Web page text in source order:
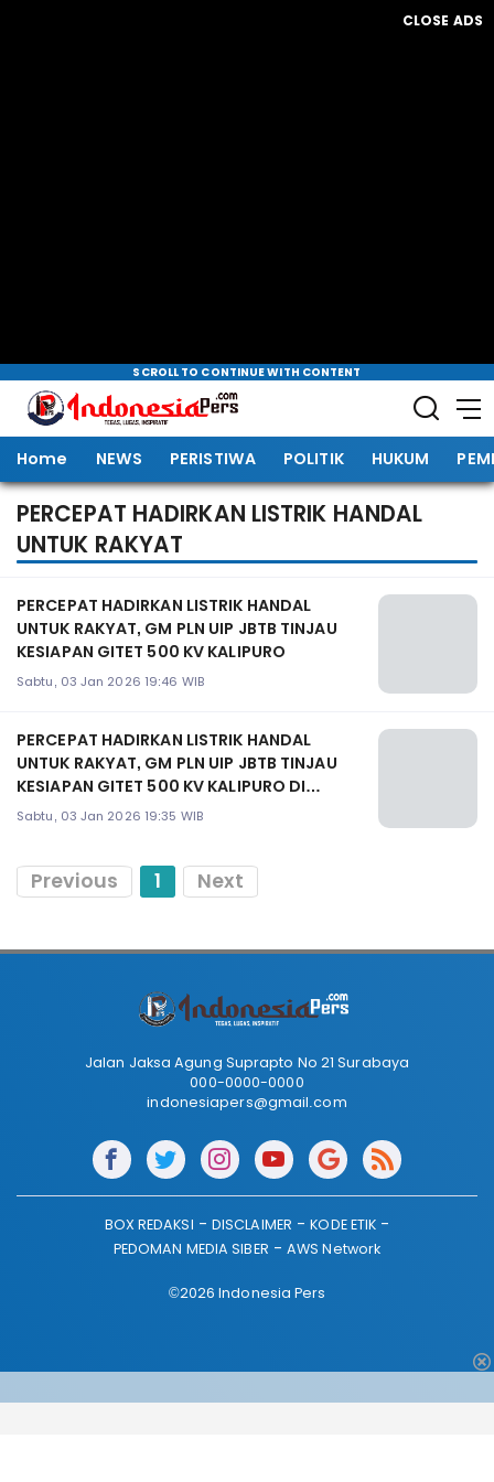
CLOSE ADS
SCROLL TO CONTINUE WITH CONTENT
Home NEWS PERISTIWA POLITIK HUKUM
PERCEPAT HADIRKAN LISTRIK HANDAL
UNTUK RAKYAT
PERCEPAT HADIRKAN LISTRIK HANDAL
UNTUK RAKYAT, GM PLN UIP JBTB TINJAU
KESIAPAN GITET 500 KV KALIPURO
Sabtu, 03 Jan 2026 19:46 WIB
PERCEPAT HADIRKAN LISTRIK HANDAL
UNTUK RAKYAT, GM PLN UIP JBTB TINJAU
KESIAPAN GITET 500 KV KALIPURO DI
PENGHUJUNG TAHUN
Sabtu, 03 Jan 2026 19:35 WIB
Previous 1 Next
Jalan Jaksa Agung Suprapto No 21 Surabaya
000-0000-0000
indonesiapers@gmail.com
BOX REDAKSI DISCLAIMER
KODE ETIK
PEDOMAN MEDIA SIBER
AWS Network
©2026 Indonesia Pers